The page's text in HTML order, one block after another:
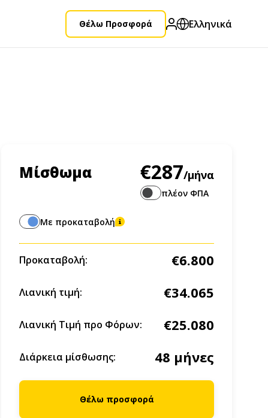
Θέλω Προσφορά Ελληνικά
Μίσθωμα €287/μήνα
πλέον ΦΠΑ
Με προκαταβολή
Προκαταβολή: €6.800
Λιανική τιμή: €34.065
Λιανική Τιμή προ Φόρων: €25.080
Διάρκεια μίσθωσης: 48 μήνες
Θέλω προσφορά